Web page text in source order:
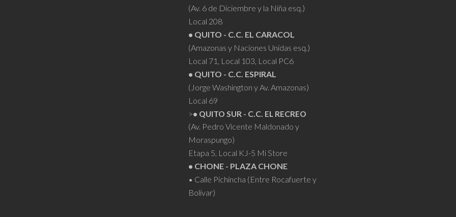
(Av. 6 de Diciembre y la Niña esq.)
Local 208
• QUITO - C.C. EL CARACOL
(Amazonas y Naciones Unidas esq.)
Local 71, Local 103, Local PC6
• QUITO - C.C. ESPIRAL
(Jorge Washington y Av. Amazonas)
Local 69
>• QUITO SUR - C.C. EL RECREO
(Av. Pedro Vicente Maldonado y
Moraspungo)
Etapa 5, Local KJ-5 Mi Store
• CHONE - PLAZA CHONE
• Calle Pichincha (Entre Rocafuerte y
Bolívar)